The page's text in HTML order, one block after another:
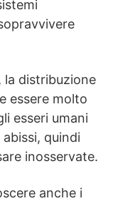
la distribuzione
essere molto
esseri umani
quindi
inosservate.
anche i